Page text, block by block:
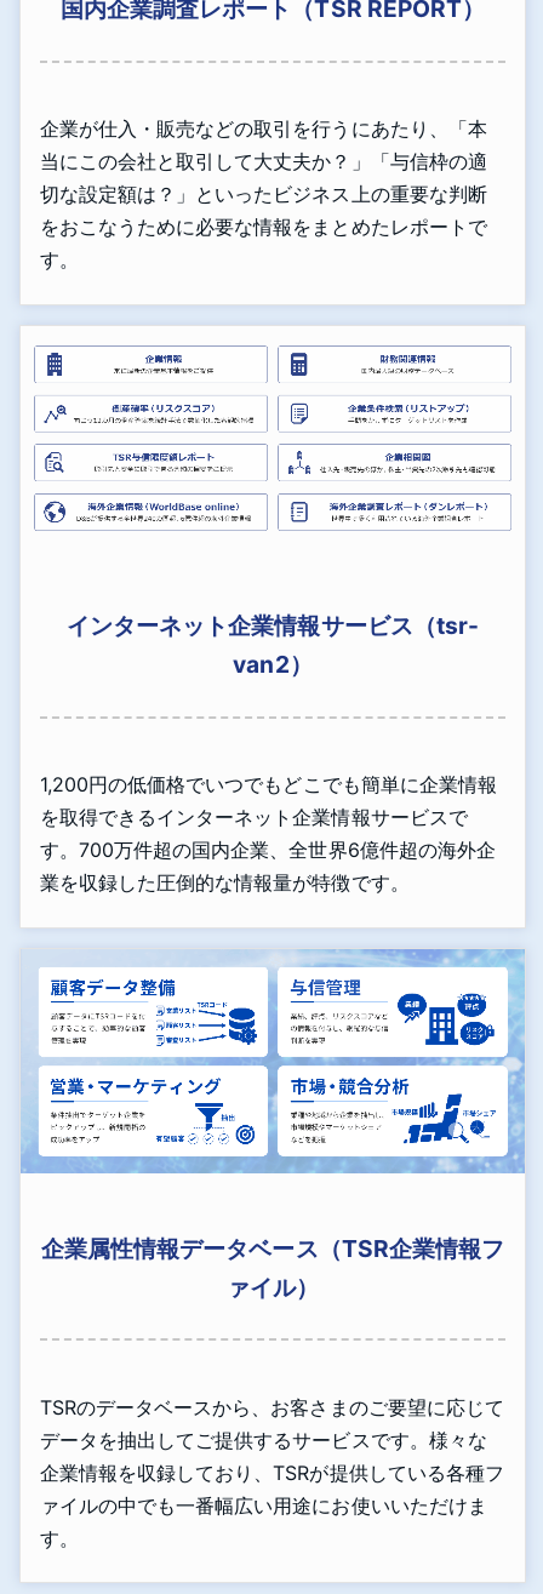
国内企業調査レポート（TSR REPORT）
企業が仕入・販売などの取引を行うにあたり、「本
当にこの会社と取引して大丈夫か？」「与信枠の適
切な設定額は？」といったビジネス上の重要な判断
をおこなうために必要な情報をまとめたレポートで
す。
インターネット企業情報サービス（tsr-
van2）
1,200円の低価格でいつでもどこでも簡単に企業情報
を取得できるインターネット企業情報サービスで
す。700万件超の国内企業、全世界6億件超の海外企
業を収録した圧倒的な情報量が特徴です。
企業属性情報データベース（TSR企業情報フ
ァイル）
TSRのデータベースから、お客さまのご要望に応じて
データを抽出してご提供するサービスです。様々な
企業情報を収録しており、TSRが提供している各種フ
ァイルの中でも一番幅広い用途にお使いいただけま
す。